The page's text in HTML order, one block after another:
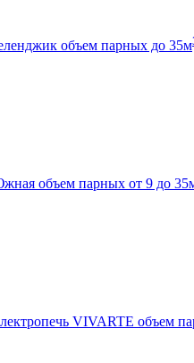
объем парных до 35м
объем парных от 9 до
VIVARTE объем